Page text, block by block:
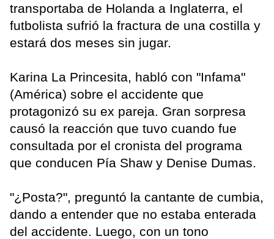
transportaba de Holanda a Inglaterra, el
futbolista sufrió la fractura de una costilla y
estará dos meses sin jugar.
Karina La Princesita, habló con "Infama"
(América) sobre el accidente que
protagonizó su ex pareja. Gran sorpresa
causó la reacción que tuvo cuando fue
consultada por el cronista del programa
que conducen Pía Shaw y Denise Dumas.
"¿Posta?", preguntó la cantante de cumbia,
dando a entender que no estaba enterada
del accidente. Luego, con un tono